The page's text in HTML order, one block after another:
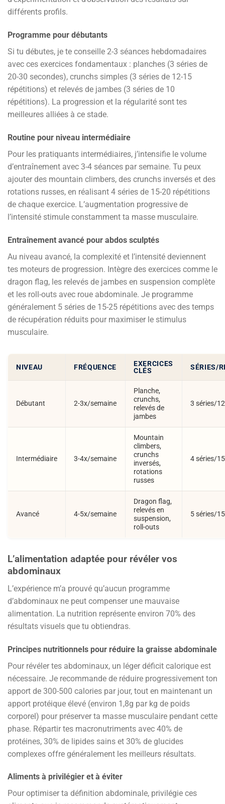
différents profils.
Programme pour débutants
Si tu débutes, je te conseille 2-3 séances hebdomadaires
avec ces exercices fondamentaux : planches (3 séries de
20-30 secondes), crunchs simples (3 séries de 12-15
répétitions) et relevés de jambes (3 séries de 10
répétitions). La progression et la régularité sont tes
meilleures alliées à ce stade.
Routine pour niveau intermédiaire
Pour les pratiquants intermédiaires, j’intensifie le volume
d’entraînement avec 3-4 séances par semaine. Tu peux
ajouter des mountain climbers, des crunchs inversés et des
rotations russes, en réalisant 4 séries de 15-20 répétitions
de chaque exercice. L’augmentation progressive de
l’intensité stimule constamment ta masse musculaire.
Entraînement avancé pour abdos sculptés
Au niveau avancé, la complexité et l’intensité deviennent
tes moteurs de progression. Intègre des exercices comme le
dragon flag, les relevés de jambes en suspension complète
et les roll-outs avec roue abdominale. Je programme
généralement 5 séries de 15-25 répétitions avec des temps
de récupération réduits pour maximiser le stimulus
musculaire.
NIVEAU FRÉQUENCE
EXERCICES
CLÉS
SÉRIES/
Débutant 2-3x/semaine
Planche,
crunchs,
relevés de
jambes
3 séries/
Intermédiaire 3-4x/semaine
Mountain
climbers,
crunchs
inversés,
rotations
russes
4 séries/
Avancé 4-5x/semaine
Dragon flag,
relevés en
suspension,
roll-outs
5 séries/
L’alimentation adaptée pour révéler vos
abdominaux
L’expérience m’a prouvé qu’aucun programme
d’abdominaux ne peut compenser une mauvaise
alimentation. La nutrition représente environ 70% des
résultats visuels que tu obtiendras.
Principes nutritionnels pour réduire la graisse abdominale
Pour révéler tes abdominaux, un léger déficit calorique est
nécessaire. Je recommande de réduire progressivement ton
apport de 300-500 calories par jour, tout en maintenant un
apport protéique élevé (environ 1,8g par kg de poids
corporel) pour préserver ta masse musculaire pendant cette
phase. Répartir tes macronutriments avec 40% de
protéines, 30% de lipides sains et 30% de glucides
complexes offre généralement les meilleurs résultats.
Aliments à privilégier et à éviter
Pour optimiser ta définition abdominale, privilégie ces